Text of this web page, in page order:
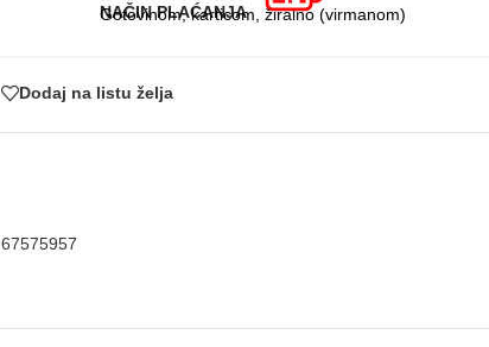
NAČIN PLAĆANJA
Gotovinom, karticom, žiralno (virmanom)
Dodaj na listu želja
67575957